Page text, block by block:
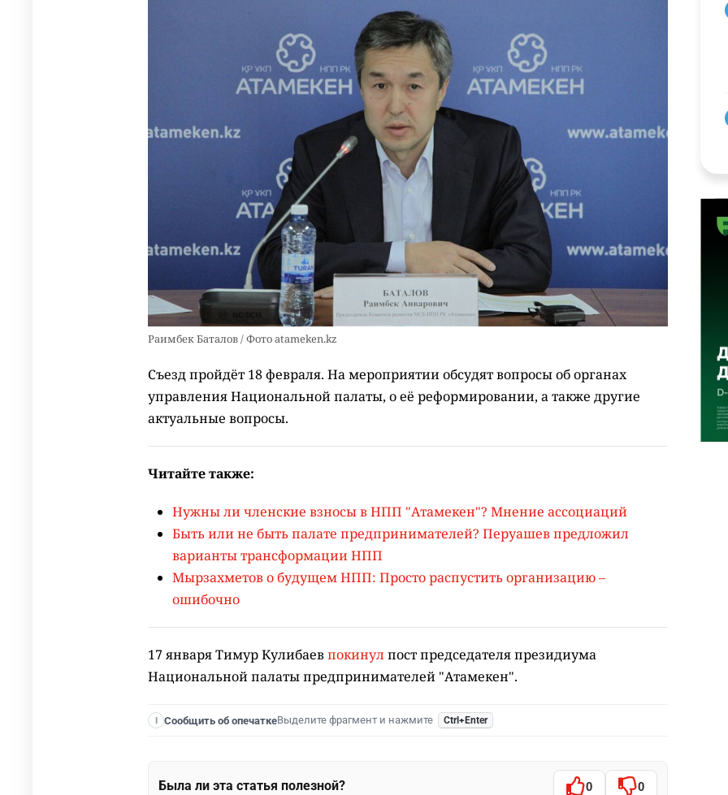
Раимбек Баталов / Фото atameken.kz
Съезд пройдёт 18 февраля. На мероприятии обсудят вопросы об органах
управления Национальной палаты, о её реформировании, а также другие
актуальные вопросы.
Читайте также:
Нужны ли членские взносы в НПП "Атамекен"? Мнение ассоциаций
Быть или не быть палате предпринимателей? Перуашев предложил
варианты трансформации НПП
Мырзахметов о будущем НПП: Просто распустить организацию –
ошибочно
17 января Тимур Кулибаевпокинулпост председателя президиума
Национальной палаты предпринимателей "Атамекен".
I Сообщить об опечаткеВыделите фрагмент и нажмите Ctrl+Enter
Была ли эта статья полезной? 0 0